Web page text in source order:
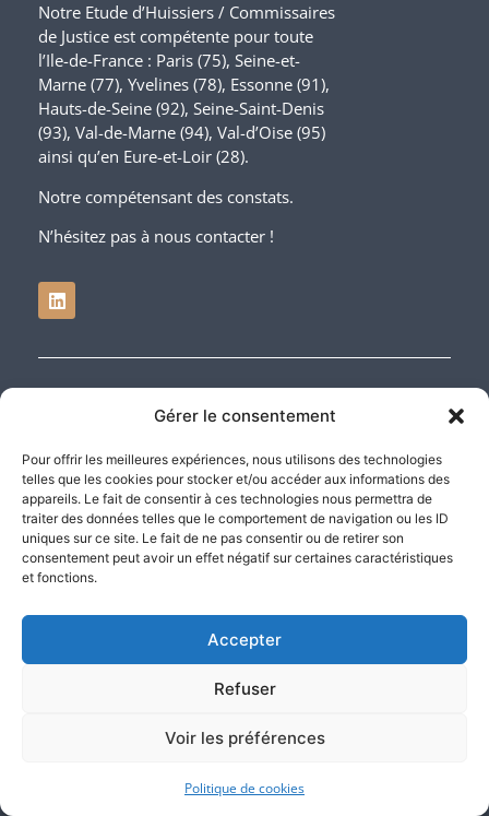
Gérer le consentement
Pour offrir les meilleures expériences, nous utilisons des technologies
telles que les cookies pour stocker et/ou accéder aux informations des
appareils. Le fait de consentir à ces technologies nous permettra de
traiter des données telles que le comportement de navigation ou les ID
uniques sur ce site. Le fait de ne pas consentir ou de retirer son
consentement peut avoir un effet négatif sur certaines caractéristiques
et fonctions.
Accepter
Refuser
Voir les préférences
Politique de cookies
Notre Etude d’Huissiers / Commissaires
de Justice est compétente pour toute
l’Ile-de-France : Paris (75), Seine-et-
Marne (77), Yvelines (78), Essonne (91),
Hauts-de-Seine (92), Seine-Saint-Denis
(93), Val-de-Marne (94), Val-d’Oise (95)
ainsi qu’en Eure-et-Loir (28).
Notre compétensant des constats.
N’hésitez pas à nous contacter !
A propos des avis
Les avis présentés ont été rédigés par de vrais clients Atlas justice. Ils
ont été collectés par le tiers de confiance Custplace, certifié NF
Service « Avis en ligne » garantissant la transparence dans le
processus de collecte, de modération et de restitution des avis.
Nos compétences d’Huissiers
Pôle constats
Pôle constat sur internet